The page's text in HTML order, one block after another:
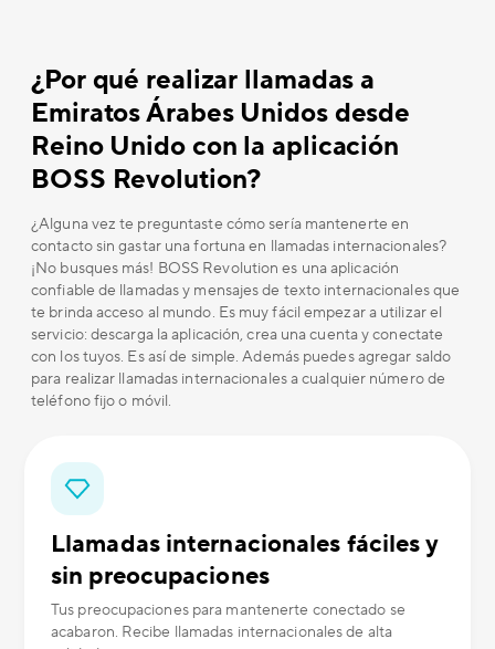
¿Por qué realizar llamadas a
Emiratos Árabes Unidos desde
Reino Unido con la aplicación
BOSS Revolution?
¿Alguna vez te preguntaste cómo sería mantenerte en
contacto sin gastar una fortuna en llamadas internacionales?
¡No busques más! BOSS Revolution es una aplicación
confiable de llamadas y mensajes de texto internacionales que
te brinda acceso al mundo. Es muy fácil empezar a utilizar el
servicio: descarga la aplicación, crea una cuenta y conectate
con los tuyos. Es así de simple. Además puedes agregar saldo
para realizar llamadas internacionales a cualquier número de
teléfono fijo o móvil.
Llamadas internacionales fáciles y
sin preocupaciones
Tus preocupaciones para mantenerte conectado se
acabaron. Recibe llamadas internacionales de alta